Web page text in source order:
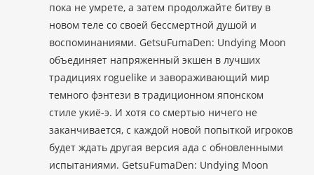
пока не умрете, а затем продолжайте битву в
новом теле со своей бессмертной душой и
воспоминаниями. GetsuFumaDen: Undying Moon
объединяет напряженный экшен в лучших
традициях roguelike и завораживающий мир
темного фэнтези в традиционном японском
стиле укиё-э. И хотя со смертью ничего не
заканчивается, с каждой новой попыткой игроков
будет ждать другая версия ада с обновленными
испытаниями. GetsuFumaDen: Undying Moon